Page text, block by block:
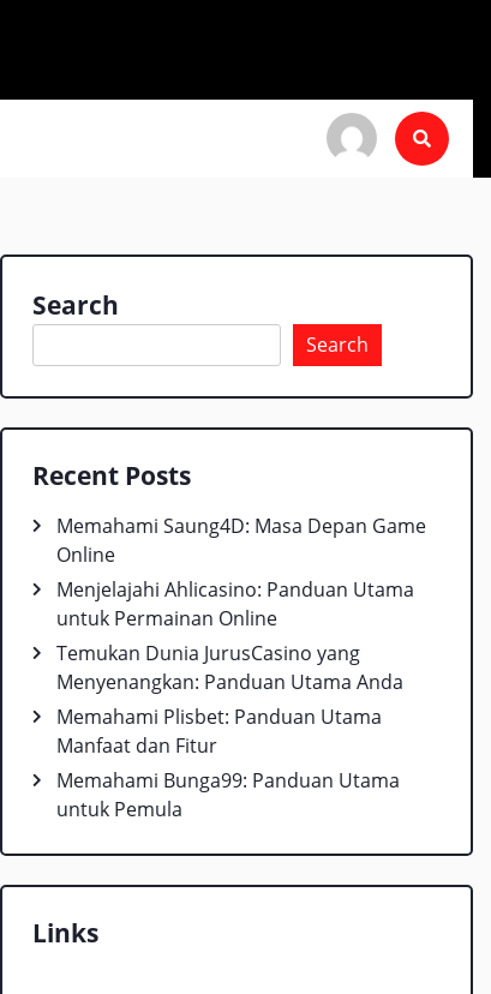
Search
Search
Recent Posts
Memahami Saung4D: Masa Depan Game
Online
Menjelajahi Ahlicasino: Panduan Utama
untuk Permainan Online
Temukan Dunia JurusCasino yang
Menyenangkan: Panduan Utama Anda
Memahami Plisbet: Panduan Utama
Manfaat dan Fitur
Memahami Bunga99: Panduan Utama
untuk Pemula
Links